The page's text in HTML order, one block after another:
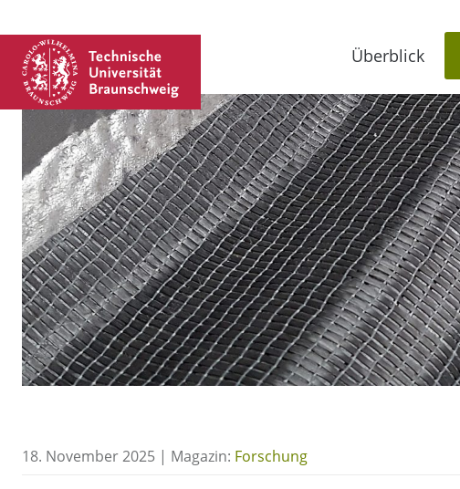
Überblick
18. November 2025 | Magazin: Forschung